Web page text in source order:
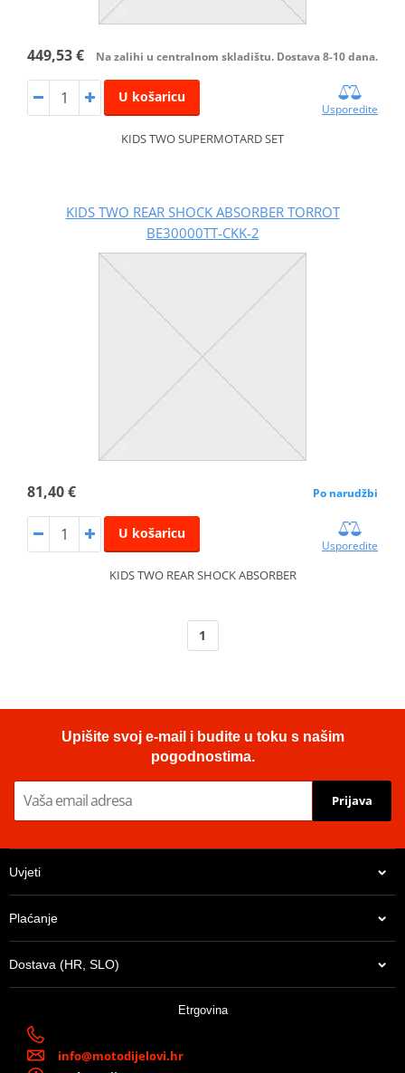
449,53 € Na zalihi u centralnom skladištu. Dostava 8-10 dana.
U košaricu
Usporedite
KIDS TWO SUPERMOTARD SET
KIDS TWO REAR SHOCK ABSORBER TORROT
BE30000TT-CKK-2
81,40 € Po narudžbi
U košaricu
Usporedite
KIDS TWO REAR SHOCK ABSORBER
1
Upišite svoj e-mail i budite u toku s našim
pogodnostima.
Prijava
Uvjeti
Plaćanje
Dostava (HR, SLO)
Etrgovina
info@motodijelovi.hr